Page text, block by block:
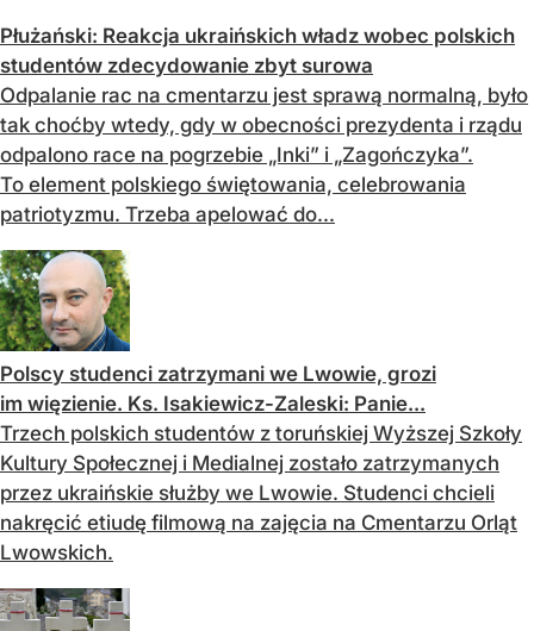
Płużański: Reakcja ukraińskich władz wobec polskich
studentów zdecydowanie zbyt surowa
Odpalanie rac na cmentarzu jest sprawą normalną, było
tak choćby wtedy, gdy w obecności prezydenta i rządu
odpalono race na pogrzebie „Inki” i „Zagończyka”.
To element polskiego świętowania, celebrowania
patriotyzmu. Trzeba apelować do...
Polscy studenci zatrzymani we Lwowie, grozi
im więzienie. Ks. Isakiewicz-Zaleski: Panie...
Trzech polskich studentów z toruńskiej Wyższej Szkoły
Kultury Społecznej i Medialnej zostało zatrzymanych
przez ukraińskie służby we Lwowie. Studenci chcieli
nakręcić etiudę filmową na zajęcia na Cmentarzu Orląt
Lwowskich.